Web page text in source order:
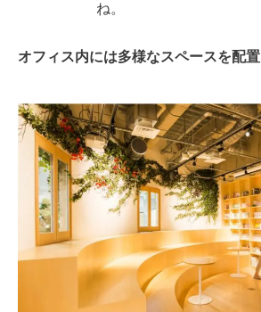
ね。
オフィス内には多様なスペースを配置